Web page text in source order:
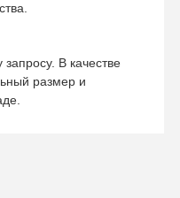
В качестве
размер и